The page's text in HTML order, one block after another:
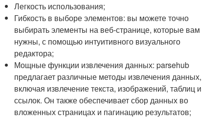
Легкость использования;
Гибкость в выборе элементов: вы можете точно
выбирать элементы на веб-странице, которые вам
нужны, с помощью интуитивного визуального
редактора;
Мощные функции извлечения данных: parsehub
предлагает различные методы извлечения данных,
включая извлечение текста, изображений, таблиц и
ссылок. Он также обеспечивает сбор данных во
вложенных страницах и пагинацию результатов;